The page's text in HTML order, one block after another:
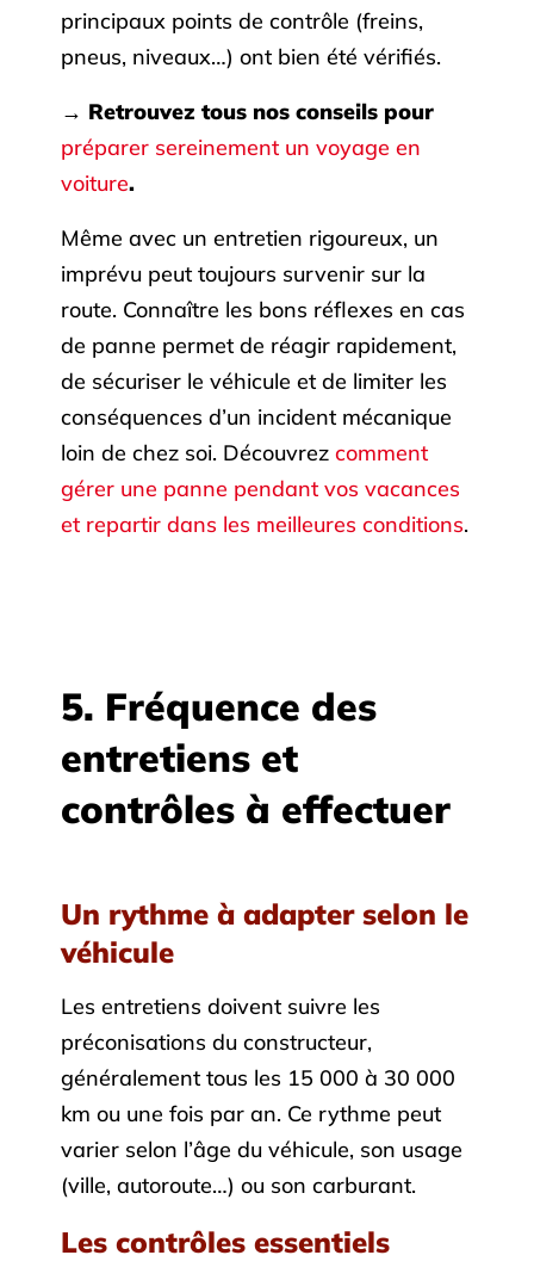
principaux points de contrôle (freins,
pneus, niveaux…) ont bien été vérifiés.
→ Retrouvez tous nos conseils pour
préparer sereinement un voyage en
voiture.
Même avec un entretien rigoureux, un
imprévu peut toujours survenir sur la
route. Connaître les bons réflexes en cas
de panne permet de réagir rapidement,
de sécuriser le véhicule et de limiter les
conséquences d’un incident mécanique
loin de chez soi. Découvrez comment
gérer une panne pendant vos vacances
et repartir dans les meilleures conditions.
5. Fréquence des
entretiens et
contrôles à effectuer
Un rythme à adapter selon le
véhicule
Les entretiens doivent suivre les
préconisations du constructeur,
généralement tous les 15 000 à 30 000
km ou une fois par an. Ce rythme peut
varier selon l’âge du véhicule, son usage
(ville, autoroute…) ou son carburant.
Les contrôles essentiels